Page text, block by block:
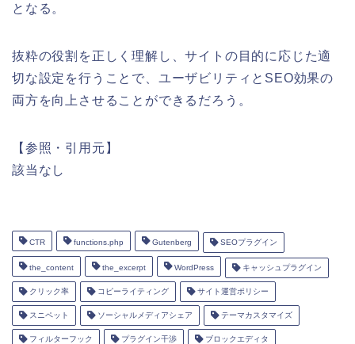
となる。
抜粋の役割を正しく理解し、サイトの目的に応じた適
切な設定を行うことで、ユーザビリティとSEO効果の
両方を向上させることができるだろう。
【参照・引用元】
該当なし
CTR functions.php Gutenberg SEOプラグイン
the_content the_excerpt WordPress キャッシュプラグイン
クリック率 コピーライティング サイト運営ポリシー
スニペット ソーシャルメディアシェア テーマカスタマイズ
フィルターフック プラグイン干渉 ブロックエディタ